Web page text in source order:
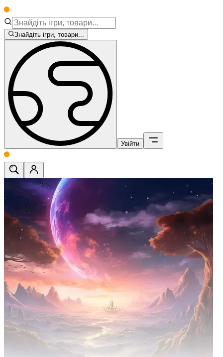
Знайдіть ігри, товари...
Увійти